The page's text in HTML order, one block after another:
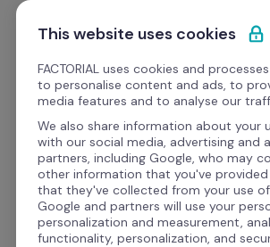
Pular para o conteúdo
eBooks
Diferentes conteúdos da Factorial
da equipe.
This website uses cookies
FACTORIAL uses cookies and
to personalise content and ads, to
media features and to analyse our
We also share information about your
with our social media, advertising and
partners, including Google, who may
other information that you've
that they've collected from your use
Google and partners will use your
personalization and measurement,
functionality, personalization, and